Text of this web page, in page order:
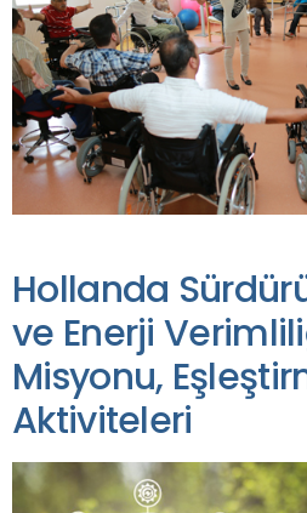
Hollanda
ve Enerji
Misyonu,
Aktiviteleri